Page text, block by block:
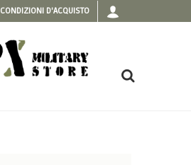
CONDIZIONI D'ACQUISTO